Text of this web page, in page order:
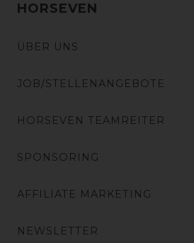
HORSEVEN
ÜBER UNS
JOB/STELLENANGEBOTE
HORSEVEN TEAMREITER
SPONSORING
AFFILIATE MARKETING
NEWSLETTER